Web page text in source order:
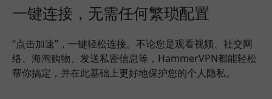
一键连接，无需任何繁琐配置
“点击加速”，一键轻松连接。不论您是观看视频、社交网
络、海淘购物、发送私密信息等，HammerVPN都能轻松
帮你搞定，并在此基础上更好地保护您的个人隐私。